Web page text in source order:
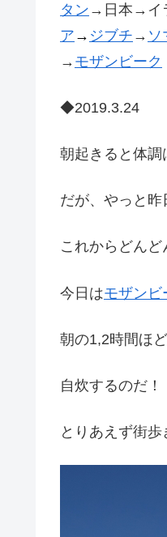
タン →日本→イ
ア → ジブチ → ソ
→ モザンビーク
◆2019.3.24
朝起きると体調
だが、やっと昨
これからどんど
今日はモザンビ
朝の1,2時間ほ
自炊するのだ！
とりあえず街歩